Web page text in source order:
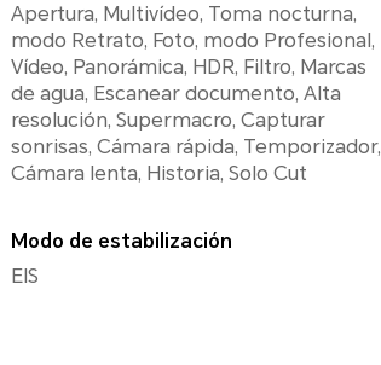
Apertura, Multivídeo, Toma nocturna,
modo Retrato, Foto, modo Profesional,
Vídeo, Panorámica, HDR, Filtro, Marcas
de agua, Escanear documento, Alta
resolución, Supermacro, Capturar
sonrisas, Cámara rápida, Temporizador,
Cámara lenta, Historia, Solo Cut
Modo de estabilización
EIS